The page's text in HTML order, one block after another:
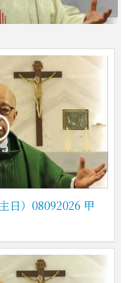
日）08092026 甲